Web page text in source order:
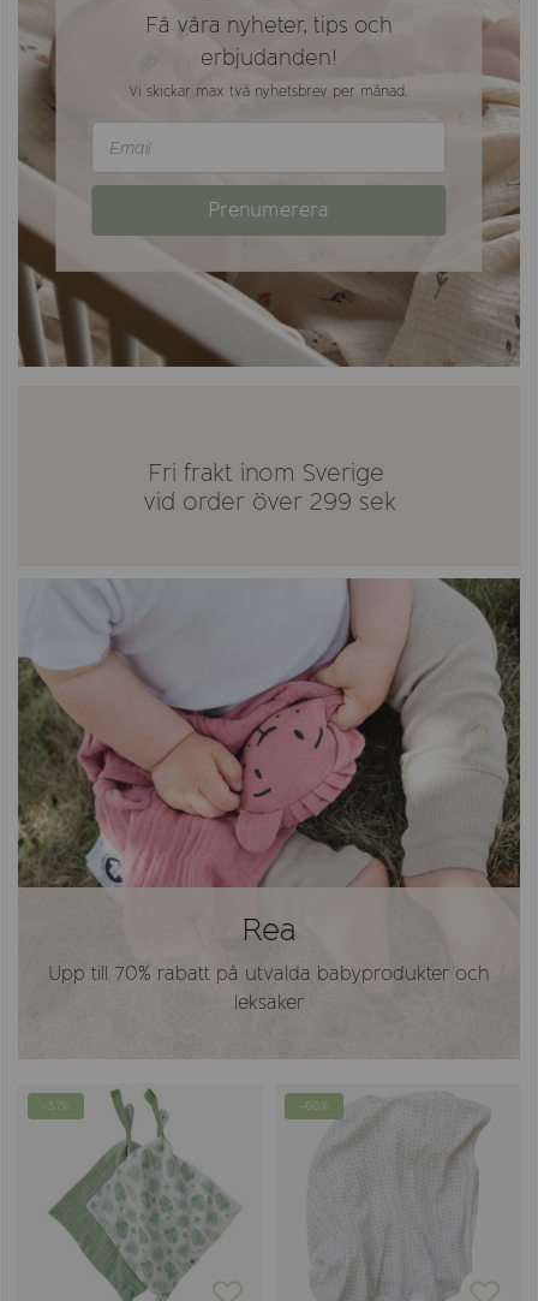
Få våra nyheter, tips och
erbjudanden!
Vi skickar max två nyhetsbrev per månad.
Prenumerera
Fri frakt inom Sverige
vid order över 299 sek
Rea
Upp till 70% rabatt på utvalda babyprodukter och
leksaker
-57% -60%